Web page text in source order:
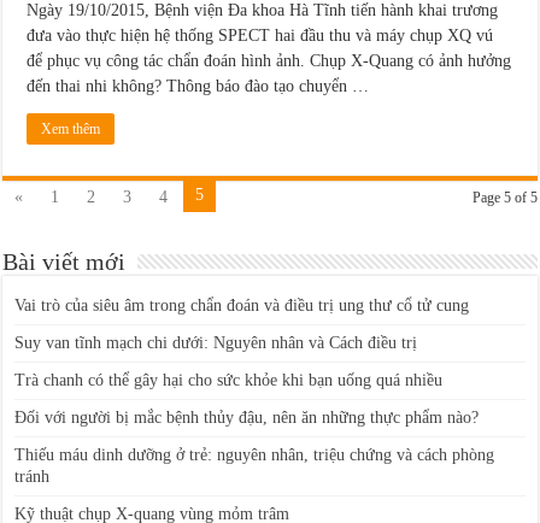
Kỹ
thuật
viên
chẩn
Ngày 19/10/2015, Bệnh viện Đa khoa Hà Tĩnh tiến hành khai trương
đưa vào thực hiện hệ thống SPECT hai đầu thu và máy chụp XQ vú
để phục vụ công tác chẩn đoán hình ảnh. Chụp X-Quang có ảnh hưởng
đến thai nhi không? Thông báo đào tạo chuyển …
Xem thêm
Page 5 of 5
« 1 2 3 4 5
Bài viết mới
Vai trò của siêu âm trong chẩn đoán và điều trị ung thư cổ tử cung
Suy van tĩnh mạch chi dưới: Nguyên nhân và Cách điều trị
Trà chanh có thể gây hại cho sức khỏe khi bạn uống quá nhiều
Đối với người bị mắc bệnh thủy đậu, nên ăn những thực phẩm nào?
Thiếu máu dinh dưỡng ở trẻ: nguyên nhân, triệu chứng và cách phòng
tránh
Kỹ thuật chụp X-quang vùng mỏm trâm